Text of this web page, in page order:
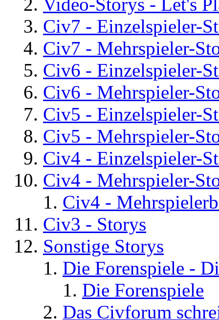
Civ7 - Einzelspieler-
Civ7 - Mehrspieler-
Civ6 - Einzelspieler-
Civ6 - Mehrspieler-
Civ5 - Einzelspieler-
Civ5 - Mehrspieler-
Civ4 - Einzelspieler-
Civ4 - Mehrspieler-
Civ4 -
Civ3 - Storys
Sonstige Storys
Die Forenspiele -
Die Forenspiele
Das Civforum